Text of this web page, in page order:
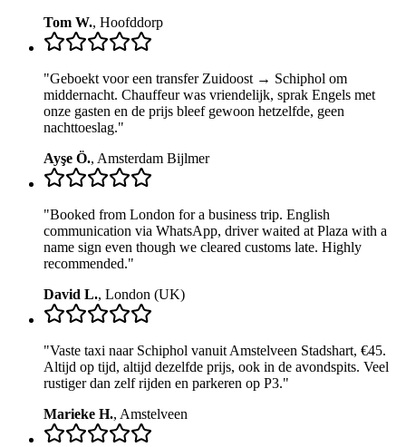
Tom W., Hoofddorp
"Geboekt voor een transfer Zuidoost → Schiphol om
middernacht. Chauffeur was vriendelijk, sprak Engels met
onze gasten en de prijs bleef gewoon hetzelfde, geen
nachttoeslag."
Ayşe Ö., Amsterdam Bijlmer
"Booked from London for a business trip. English
communication via WhatsApp, driver waited at Plaza with a
name sign even though we cleared customs late. Highly
recommended."
David L., London (UK)
"Vaste taxi naar Schiphol vanuit Amstelveen Stadshart, €45.
Altijd op tijd, altijd dezelfde prijs, ook in de avondspits. Veel
rustiger dan zelf rijden en parkeren op P3."
Marieke H., Amstelveen